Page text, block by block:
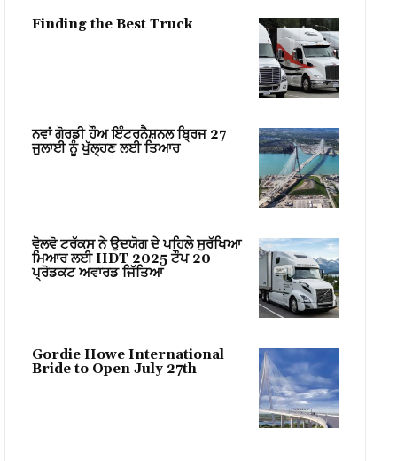
Finding the Best Truck
ਨਵਾਂ ਗੋਰਡੀ ਹੌਅ ਇੰਟਰਨੈਸ਼ਨਲ ਬ੍ਰਿਜ 27
ਜੁਲਾਈ ਨੂੰ ਖੁੱਲ੍ਹਣ ਲਈ ਤਿਆਰ
ਵੋਲਵੋ ਟਰੱਕਸ ਨੇ ਉਦਯੋਗ ਦੇ ਪਹਿਲੇ ਸੁਰੱਖਿਆ
ਮਿਆਰ ਲਈ HDT 2025 ਟੌਪ 20
ਪ੍ਰੋਡਕਟ ਅਵਾਰਡ ਜਿੱਤਿਆ
Gordie Howe International
Bride to Open July 27th